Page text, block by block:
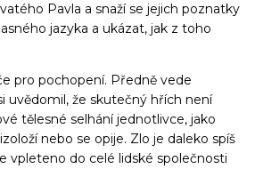
Pavla a snaží se jejich poznatky
jazyka a ukázat, jak z toho
pro pochopení. Předně vede
uvědomil, že skutečný hřích není
tělesné selhání jednotlivce, jako
nebo se opije. Zlo je daleko spíš
vpleteno do celé lidské společnosti